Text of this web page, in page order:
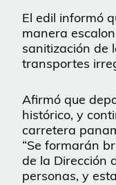
El edil informó
manera
sanitización de
transportes
Afirmó que
histórico, y
carretera
“Se formarán
de la Dirección
personas, y